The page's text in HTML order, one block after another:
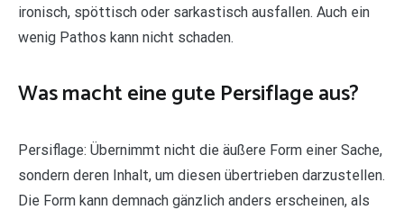
ironisch, spöttisch oder sarkastisch ausfallen. Auch ein
wenig Pathos kann nicht schaden.
Was macht eine gute Persiflage aus?
Persiflage: Übernimmt nicht die äußere Form einer Sache,
sondern deren Inhalt, um diesen übertrieben darzustellen.
Die Form kann demnach gänzlich anders erscheinen, als